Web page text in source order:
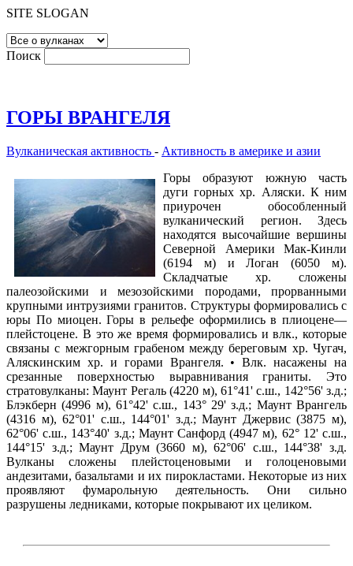
SITE SLOGAN
Поиск
ГОРЫ ВРАНГЕЛЯ
Вулканическая активность - Активность в америке и азии
Горы образуют южную часть
дуги горных хр. Аляски. К ним
приурочен обособленный
вулканический регион. Здесь
находятся высочайшие вершины
Северной Америки Мак-Кинли
(6194 м) и Логан (6050 м).
Складчатые хр. сложены
палеозойскими и мезозойскими породами, прорванными
крупными интрузиями гранитов. Структуры формировались с
юры По миоцен. Горы в рельефе оформились в плиоцене—
плейстоцене. В это же время формировались и влк., которые
связаны с межгорным грабеном между береговым хр. Чугач,
Аляскинским хр. и горами Врангеля. • Влк. насажены на
срезанные поверхностью выравнивания граниты. Это
стратовулканы: Маунт Регаль (4220 м), 61°41' с.ш., 142°56' з.д.;
Блэкберн (4996 м), 61°42' с.ш., 143° 29' з.д.; Маунт Врангель
(4316 м), 62°01' с.ш., 144°01' з.д.; Маунт Джервис (3875 м),
62°06' с.ш., 143°40' з.д.; Маунт Санфорд (4947 м), 62° 12' с.ш.,
144°15' з.д.; Маунт Друм (3660 м), 62°06' с.ш., 144°38' з.д.
Вулканы сложены плейстоценовыми и голоценовыми
андезитами, базальтами и их пирокластами. Некоторые из них
проявляют фумарольную деятельность. Они сильно
разрушены ледниками, которые покрывают их целиком.